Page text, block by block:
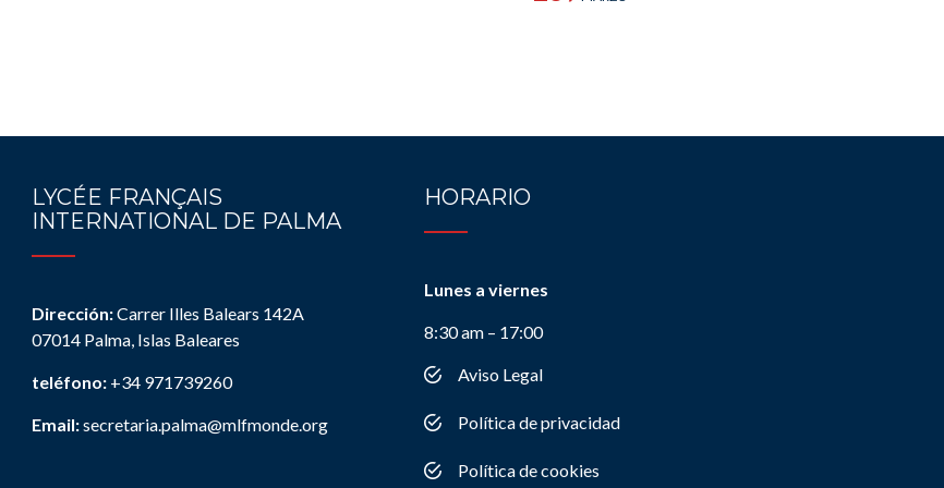
LYCÉE FRANÇAIS
INTERNATIONAL DE PALMA
Dirección:Carrer Illes Balears 142A
07014 Palma, Islas Baleares
teléfono: +34 971739260
Email:secretaria.palma@mlfmonde.org
HORARIO
Lunes a viernes
8:30 am – 17:00
Aviso Legal
Política de privacidad
Política de cookies